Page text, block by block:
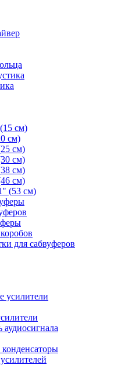
см)
см)
см)
см)
см)
см)
(53 см)
для сабвуферов
усилители
аудиосигнала